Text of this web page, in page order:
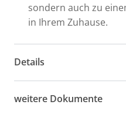
sondern auch zu
in Ihrem Zuhause.
Details
weitere Dokumente